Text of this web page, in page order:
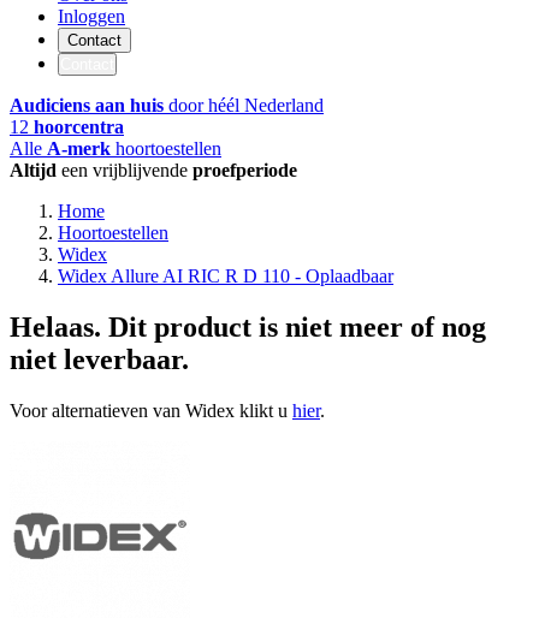
Inloggen
Contact
Audiciens aan huis door héél Nederland
12 hoorcentra
Alle A-merk hoortoestellen
Altijd een vrijblijvende proefperiode
Home
Hoortoestellen
Widex
Widex Allure AI RIC R D 110 - Oplaadbaar
Helaas. Dit product is niet meer of nog
niet leverbaar.
Voor alternatieven van Widex klikt u hier.